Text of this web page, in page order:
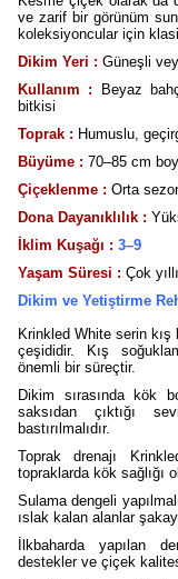
ve zarif bir görünüm
koleksiyoncular için
Dikim Yeri : Güneşli
Kullanım : Beyaz
bitkisi
Toprak : Humuslu,
Büyüme : 70–85 cm
Çiçeklenme : Orta
Dona Dayanıklılık :
İklim Kuşağı : 3–9
Yaşam Süresi : Çok
Dikim ve Yetiştirme
Krinkled White serin kış
çeşididir. Kış
önemli bir süreçtir.
Dikim sırasında kök
saksıdan çıktığı
bastırılmalıdır.
Toprak drenajı
topraklarda kök sağlığı
Sulama dengeli
ıslak kalan alanlar
İlkbaharda yapılan
destekler ve çiçek